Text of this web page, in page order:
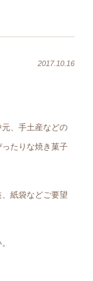
2017.10.16
、手土産などの
たりな焼き菓子
紙袋などご要望